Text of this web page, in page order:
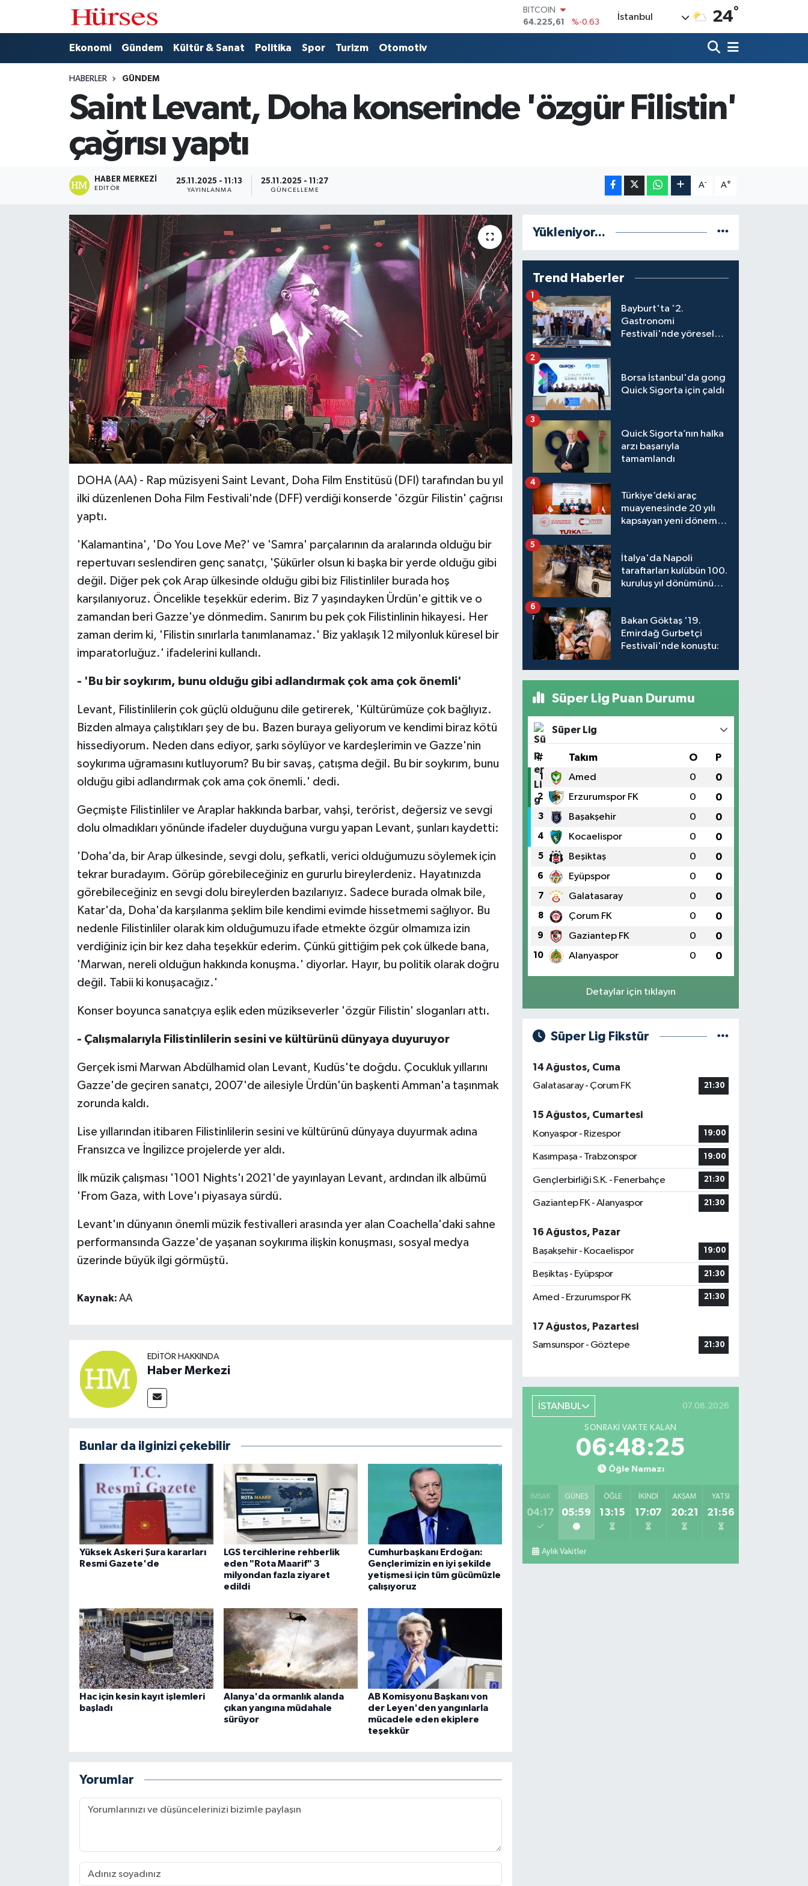
DOLAR
47,7143
%0.16
STERLİN
6510.40
BİST100
13.799
%70
İstanbul 24°
Ekonomi Gündem Kültür & Sanat Politika Spor Turizm Otomotiv
HABERLER GÜNDEM
Saint Levant, Doha konserinde 'özgür Filistin'
çağrısı yaptı
HABER MERKEZI
EDITÖR
25.11.2025 - 11:13
YAYINLANMA
25.11.2025 - 11:27
GÜNCELLEME
A- A+
DOHA (AA) - Rap müzisyeni Saint Levant, Doha Film Enstitüsü (DFI) tarafından bu yıl
ilki düzenlenen Doha Film Festivali'nde (DFF) verdiği konserde 'özgür Filistin' çağrısı
yaptı.
'Kalamantina', 'Do You Love Me?' ve 'Samra' parçalarının da aralarında olduğu bir
repertuvarı seslendiren genç sanatçı, 'Şükürler olsun ki başka bir yerde olduğu gibi
değil. Diğer pek çok Arap ülkesinde olduğu gibi biz Filistinliler burada hoş
karşılanıyoruz. Öncelikle teşekkür ederim. Biz 7 yaşındayken Ürdün'e gittik ve o
zamandan beri Gazze'ye dönmedim. Sanırım bu pek çok Filistinlinin hikayesi. Her
zaman derim ki, 'Filistin sınırlarla tanımlanamaz.' Biz yaklaşık 12 milyonluk küresel bir
imparatorluğuz.' ifadelerini kullandı.
- 'Bu bir soykırım, bunu olduğu gibi adlandırmak çok ama çok önemli'
Levant, Filistinlilerin çok güçlü olduğunu dile getirerek, 'Kültürümüze çok bağlıyız.
Bizden almaya çalıştıkları şey de bu. Bazen buraya geliyorum ve kendimi biraz kötü
hissediyorum. Neden dans ediyor, şarkı söylüyor ve kardeşlerimin ve Gazze'nin
soykırıma uğramasını kutluyorum? Bu bir savaş, çatışma değil. Bu bir soykırım, bunu
olduğu gibi adlandırmak çok ama çok önemli.' dedi.
Geçmişte Filistinliler ve Araplar hakkında barbar, vahşi, terörist, değersiz ve sevgi
dolu olmadıkları yönünde ifadeler duyduğuna vurgu yapan Levant, şunları kaydetti:
'Doha'da, bir Arap ülkesinde, sevgi dolu, şefkatli, verici olduğumuzu söylemek için
tekrar buradayım. Görüp görebileceğiniz en gururlu bireylerdeniz. Hayatınızda
görebileceğiniz en sevgi dolu bireylerden bazılarıyız. Sadece burada olmak bile,
Katar'da, Doha'da karşılanma şeklim bile kendimi evimde hissetmemi sağlıyor. Bu
nedenle Filistinliler olarak kim olduğumuzu ifade etmekte özgür olmamıza izin
verdiğiniz için bir kez daha teşekkür ederim. Çünkü gittiğim pek çok ülkede bana,
'Marwan, nereli olduğun hakkında konuşma.' diyorlar. Hayır, bu politik olarak doğru
değil. Tabii ki konuşacağız.'
Konser boyunca sanatçıya eşlik eden müzikseverler 'özgür Filistin' sloganları attı.
- Çalışmalarıyla Filistinlilerin sesini ve kültürünü dünyaya duyuruyor
Gerçek ismi Marwan Abdülhamid olan Levant, Kudüs'te doğdu. Çocukluk yıllarını
Gazze'de geçiren sanatçı, 2007'de ailesiyle Ürdün'ün başkenti Amman'a taşınmak
zorunda kaldı.
Lise yıllarından itibaren Filistinlilerin sesini ve kültürünü dünyaya duyurmak adına
Fransızca ve İngilizce projelerde yer aldı.
İlk müzik çalışması '1001 Nights'ı 2021'de yayınlayan Levant, ardından ilk albümü
'From Gaza, with Love'ı piyasaya sürdü.
Levant'ın dünyanın önemli müzik festivalleri arasında yer alan Coachella'daki sahne
performansında Gazze'de yaşanan soykırıma ilişkin konuşması, sosyal medya
üzerinde büyük ilgi görmüştü.
Kaynak: AA
EDITÖR HAKKINDA
Haber Merkezi
Bunlar da ilginizi çekebilir
Yüksek Askeri Şura kararları
Resmi Gazete'de
LGS tercihlerine rehberlik
eden "Rota Maarif" 3
milyondan fazla ziyaret
edildi
Cumhurbaşkanı Erdoğan:
Gençlerimizin en iyi şekilde
yetişmesi için tüm gücümüzle
çalışıyoruz
Hac için kesin kayıt işlemleri
başladı
Alanya'da ormanlık alanda
çıkan yangına müdahale
sürüyor
AB Komisyonu Başkanı von
der Leyen'den yangınlarla
mücadele eden ekiplere
teşekkür
Yorumlar
Yükleniyor...
Trend Haberler
Bayburt'ta '2.
Gastronomi
Festivali'nde yöresel
1
Borsa İstanbul'da gong
Quick Sigorta için çaldı
2
Quick Sigorta’nın halka
arzı başarıyla
tamamlandı
3
Türkiye’deki araç
muayenesinde 20 yılı
kapsayan yeni dönem
4
İtalya'da Napoli
taraftarları kulübün 100.
kuruluş yıl dönümünü
5
Bakan Göktaş '19.
Emirdağ Gurbetçi
Festivali'nde konuştu:
6
Süper Lig Puan Durumu
Süper Lig
# Takım O P
1 Amed 0 0
2 Erzurumspor FK 0 0
3 Başakşehir 0 0
4 Kocaelispor 0 0
5 Beşiktaş 0 0
6 Eyüpspor 0 0
7 Galatasaray 0 0
8 Çorum FK 0 0
9 Gaziantep FK 0 0
10 Alanyaspor 0 0
Detaylar için tıklayın
Süper Lig Fikstür
14 Ağustos, Cuma
Galatasaray - Çorum FK
21:30
15 Ağustos, Cumartesi
Konyaspor - Rizespor
19:00
Kasımpaşa - Trabzonspor 19:00
Gençlerbirliği S.K. - Fenerbahçe 21:30
Gaziantep FK - Alanyaspor 21:30
16 Ağustos, Pazar
Başakşehir - Kocaelispor
19:00
Beşiktaş - Eyüpspor 21:30
Amed - Erzurumspor FK 21:30
17 Ağustos, Pazartesi
Samsunspor - Göztepe
21:30
İSTANBUL 07.08.2026
SONRAKI VAKTE KALAN
06:48:24
Öğle Namazı
İMSAK
04:17
GÜNEŞ
05:59
ÖĞLE
13:15
İKINDI
17:07
AKŞAM
20:21
YATSI
21:56
Aylık Vakitler
Ekonomi
Gündem
Kültür & Sanat
Hava Durumu
Trafik Durumu
Süper Lig Puan Durumu ve Fikstür
Tüm Manşetler
Haber Arşivi